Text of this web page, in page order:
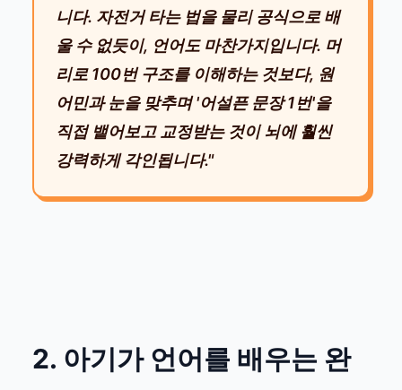
니다. 자전거 타는 법을 물리 공식으로 배
울 수 없듯이, 언어도 마찬가지입니다. 머
리로 100번 구조를 이해하는 것보다, 원
어민과 눈을 맞추며 '어설픈 문장 1번'을
직접 뱉어보고 교정받는 것이 뇌에 훨씬
강력하게 각인됩니다."
2. 아기가 언어를 배우는 완